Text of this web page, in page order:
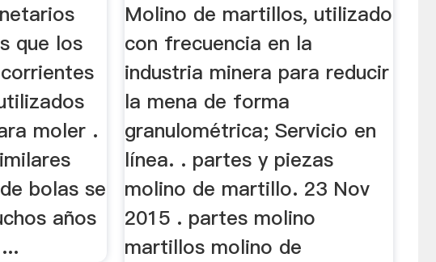
que los
moler .
bolas se
años
Molino de martillos, utilizado
con frecuencia en la
industria minera para reducir
la mena de forma
granulométrica; Servicio en
línea. . partes y piezas
molino de martillo. 23 Nov
2015 . partes molino
martillos molino de